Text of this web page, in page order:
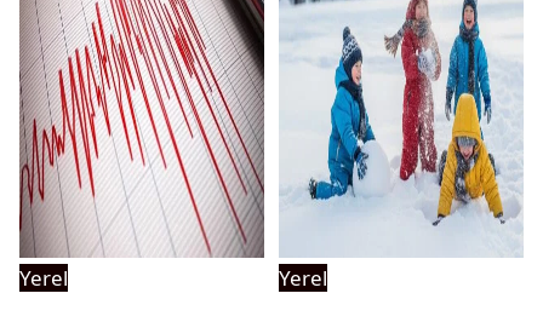
Yerel
Yerel